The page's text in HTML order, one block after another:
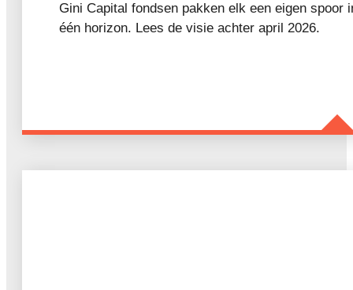
Gini Capital fondsen pakken elk een eigen
één horizon. Lees de visie achter april 2026.